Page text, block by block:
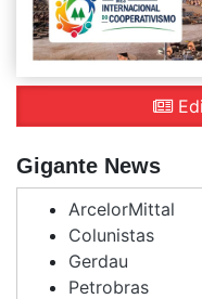
Gigante News
ArcelorMittal
Colunistas
Gerdau
Petrobras